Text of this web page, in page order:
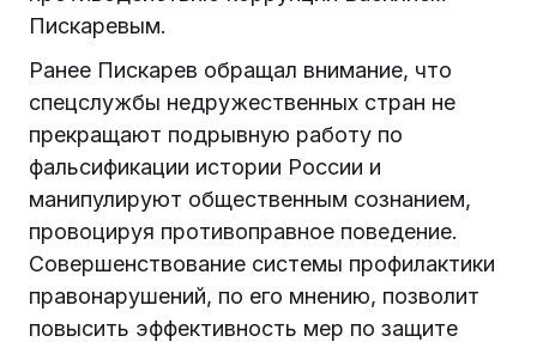
Пискаревым.
Ранее Пискарев обращал внимание, что
спецслужбы недружественных стран не
прекращают подрывную работу по
фальсификации истории России и
манипулируют общественным сознанием,
провоцируя противоправное поведение.
Совершенствование системы профилактики
правонарушений, по его мнению, позволит
повысить эффективность мер по защите